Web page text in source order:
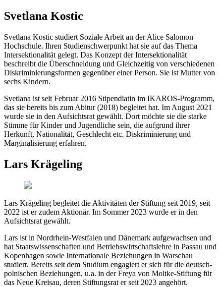
Svetlana Kostic
Svetlana Kostic studiert Soziale Arbeit an der Alice Salomon
Hochschule. Ihren Studienschwerpunkt hat sie auf das Thema
Intersektionalität gelegt. Das Konzept der Intersektionalität
beschreibt die Überschneidung und Gleichzeitig von verschiedenen
Diskriminierungsformen gegenüber einer Person. Sie ist Mutter von
sechs Kindern.
Svetlana ist seit Februar 2016 Stipendiatin im IKAROS-Programm,
das sie bereits bis zum Abitur (2018) begleitet hat. Im August 2021
wurde sie in den Aufsichtsrat gewählt. Dort möchte sie die starke
Stimme für Kinder und Jugendliche sein, die aufgrund ihrer
Herkunft, Nationalität, Geschlecht etc. Diskriminierung und
Marginalisierung erfahren.
Lars Krägeling
Lars Krägeling begleitet die Aktivitäten der Stiftung seit 2019, seit
2022 ist er zudem Aktionär. Im Sommer 2023 wurde er in den
Aufsichtsrat gewählt.
Lars ist in Nordrhein-Westfalen und Dänemark aufgewachsen und
hat Staatswissenschaften und Betriebswirtschaftslehre in Passau und
Kopenhagen sowie Internationale Beziehungen in Warschau
studiert. Bereits seit dem Studium engagiert er sich für die deutsch-
polnischen Beziehungen, u.a. in der Freya von Moltke-Stiftung für
das Neue Kreisau, deren Stiftungsrat er seit 2023 angehört.